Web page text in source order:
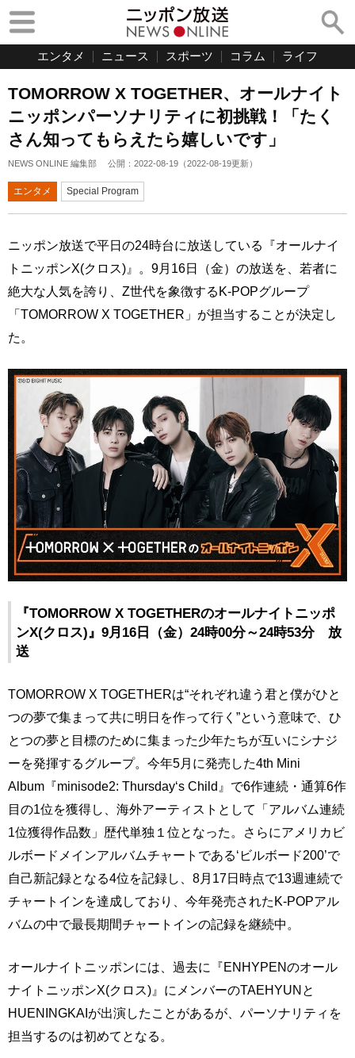
エンタメ ニュース スポーツ コラム ライフ
TOMORROW X TOGETHER、オールナイト
ニッポンパーソナリティに初挑戦！「たく
さん知ってもらえたら嬉しいです」
NEWS ONLINE 編集部 公開： 2022-08-19 （2022-08-19更新）
エンタメ Special Program
ニッポン放送で平日の24時台に放送している『オールナイ
トニッポンX(クロス)』。9月16日（金）の放送を、若者に
絶大な人気を誇り、Z世代を象徴するK-POPグループ
「TOMORROW X TOGETHER」が担当することが決定し
た。
『TOMORROW X TOGETHERのオールナイトニッポ
ンX(クロス)』9月16日（金）24時00分～24時53分 放
送
TOMORROW X TOGETHERは“それぞれ違う君と僕がひと
つの夢で集まって共に明日を作って行く”という意味で、ひ
とつの夢と目標のために集まった少年たちが互いにシナジ
ーを発揮するグループ。今年5月に発売した4th Mini
Album『minisode2: Thursday‘s Child』で6作連続・通算6作
目の1位を獲得し、海外アーティストとして「アルバム連続
1位獲得作品数」歴代単独１位となった。さらにアメリカビ
ルボードメインアルバムチャートである‘ビルボード200’で
自己新記録となる4位を記録し、8月17日時点で13週連続で
チャートインを達成しており、今年発売されたK-POPアル
バムの中で最長期間チャートインの記録を継続中。
オールナイトニッポンには、過去に『ENHYPENのオール
ナイトニッポンX(クロス)』にメンバーのTAEHYUNと
HUENINGKAIが出演したことがあるが、パーソナリティを
担当するのは初めてとなる。